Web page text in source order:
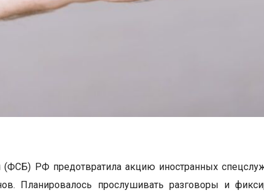
(ФСБ) РФ предотвратила акцию иностранных
Планировалось прослушивать разговоры и